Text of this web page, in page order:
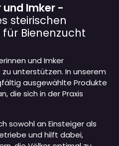
und Imker -
steirischen
Bienenzucht
und Imker
unterstützen. In unserem
ausgewählte Produkte
die sich in der Praxis
sowohl an Einsteiger als
und hilft dabei,